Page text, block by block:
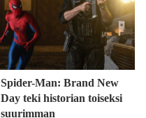
Spider-Man: Brand New
Day teki historian toiseksi
suurimman